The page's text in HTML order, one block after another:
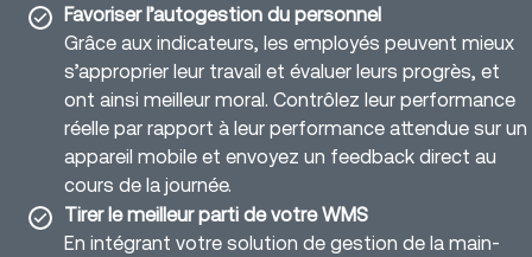
Favoriser l’autogestion du personnel
Grâce aux indicateurs, les employés peuvent mieux
s’approprier leur travail et évaluer leurs progrès, et
ont ainsi meilleur moral. Contrôlez leur performance
réelle par rapport à leur performance attendue sur un
appareil mobile et envoyez un feedback direct au
cours de la journée.
Tirer le meilleur parti de votre WMS
En intégrant votre solution de gestion de la main-